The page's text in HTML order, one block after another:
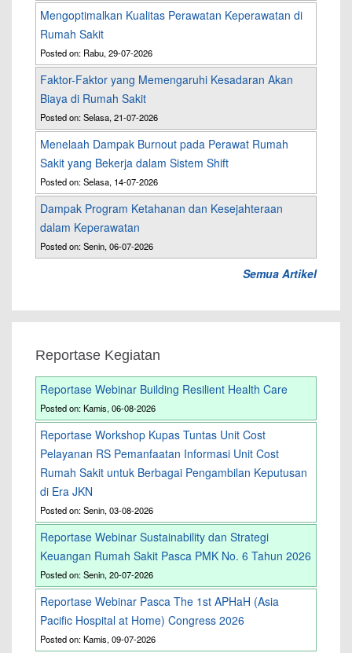
Mengoptimalkan Kualitas Perawatan Keperawatan di
Rumah Sakit
Posted on: Rabu, 29-07-2026
Faktor-Faktor yang Memengaruhi Kesadaran Akan
Biaya di Rumah Sakit
Posted on: Selasa, 21-07-2026
Menelaah Dampak Burnout pada Perawat Rumah
Sakit yang Bekerja dalam Sistem Shift
Posted on: Selasa, 14-07-2026
Dampak Program Ketahanan dan Kesejahteraan
dalam Keperawatan
Posted on: Senin, 06-07-2026
Semua Artikel
Reportase Kegiatan
Reportase Webinar Building Resilient Health Care
Posted on: Kamis, 06-08-2026
Reportase Workshop Kupas Tuntas Unit Cost
Pelayanan RS Pemanfaatan Informasi Unit Cost
Rumah Sakit untuk Berbagai Pengambilan Keputusan
di Era JKN
Posted on: Senin, 03-08-2026
Reportase Webinar Sustainability dan Strategi
Keuangan Rumah Sakit Pasca PMK No. 6 Tahun 2026
Posted on: Senin, 20-07-2026
Reportase Webinar Pasca The 1st APHaH (Asia
Pacific Hospital at Home) Congress 2026
Posted on: Kamis, 09-07-2026